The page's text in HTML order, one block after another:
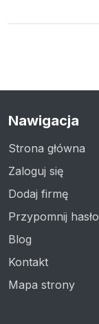
Nawigacja
Strona główna
Zaloguj się
Dodaj firmę
Przypomnij hasło
Blog
Kontakt
Mapa strony